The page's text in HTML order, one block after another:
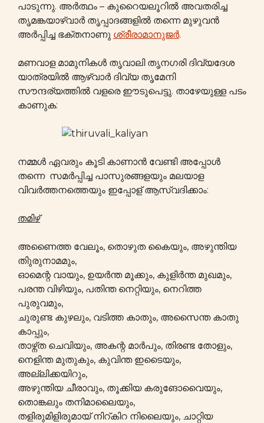
പാടുന്നു. അർത്ഥം – കുറൈയലൂറിൽ അവതരിച്ച
തൃമങ്കയാഴ്വാർ തൃപ്പാദങ്ങളിൽ തന്നെ മുഴുവൻ
അർപ്പിച്ച ഭക്തനാണു ശ്രീരാമാനുജർ.
മണവാള മാമുനികൾ തൃവാലി തൃനഗരി ദിവ്യദേശ
യാത്രയിൽ ആഴ്വാർ ദിവ്യ തൃമേനി
സൗന്ദര്യത്തിൽ വളരെ ഈടുപെട്ടു. താഴേയുള്ള പടം
കാണുക:
നമ്മൾ ഏവരും കൂടി കാണാൻ വേണ്ടി അപ്പോൾ
തന്നെ സമർപ്പിച്ച പാസുരങ്ങളയും മലയാള
വിവർത്തനത്തെയും ഇപ്പോള് ആസ്വദിക്കാം:
തമിഴ്
അണൈത്ത വേലൂം, തൊഴുത കൈയും, അഴുന്തിയ
തിുരുനാമമും,
ഓമെന്റ വായും, ഉയർന്ത മൂക്കും, കുളിർന്ത മുഖമും,
പരന്ത വിഴിയും, പതിന്ത നെറ്റിയും, നെറിത്ത
പുരുവമും,
ചുരുണ്ട കുഴലും, വടിത്ത കാതും, അസൈന്ത കാതു
കാപ്പും,
താഴ്ന്ത ചെവിയും, അകന്റ മാർപും, തിരണ്ട തോളും,
നെളിന്ത മുതുകും, കുവിന്ത ഇടൈയും,
അല്ലിക്കയിറും,
അഴുന്തിയ ചീരാവും, തൂക്കിയ കരുങോവൈയും,
തൊങ്കലും തനിമാലൈയും,
തളിരുമിളിരുമായ് നിറ്കിറ നിലൈയും, ചാറ്റിയ